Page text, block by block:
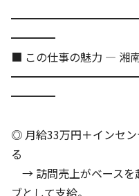
━━━━
■ この仕事の魅力 — 湘
━━━━
◎ 月給33万円＋インセ
る
→ 訪問売上がベースを
ブとして支給。